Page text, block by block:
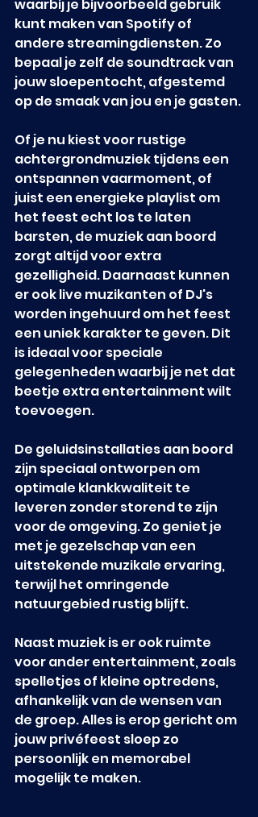
waarbij je bijvoorbeeld gebruik
kunt maken van Spotify of
andere streamingdiensten. Zo
bepaal je zelf de soundtrack van
jouw sloepentocht, afgestemd
op de smaak van jou en je gasten.
Of je nu kiest voor rustige
achtergrondmuziek tijdens een
ontspannen vaarmoment, of
juist een energieke playlist om
het feest echt los te laten
barsten, de muziek aan boord
zorgt altijd voor extra
gezelligheid. Daarnaast kunnen
er ook live muzikanten of DJ's
worden ingehuurd om het feest
een uniek karakter te geven. Dit
is ideaal voor speciale
gelegenheden waarbij je net dat
beetje extra entertainment wilt
toevoegen.
De geluidsinstallaties aan boord
zijn speciaal ontworpen om
optimale klankkwaliteit te
leveren zonder storend te zijn
voor de omgeving. Zo geniet je
met je gezelschap van een
uitstekende muzikale ervaring,
terwijl het omringende
natuurgebied rustig blijft.
Naast muziek is er ook ruimte
voor ander entertainment, zoals
spelletjes of kleine optredens,
afhankelijk van de wensen van
de groep. Alles is erop gericht om
jouw privéfeest sloep zo
persoonlijk en memorabel
mogelijk te maken.